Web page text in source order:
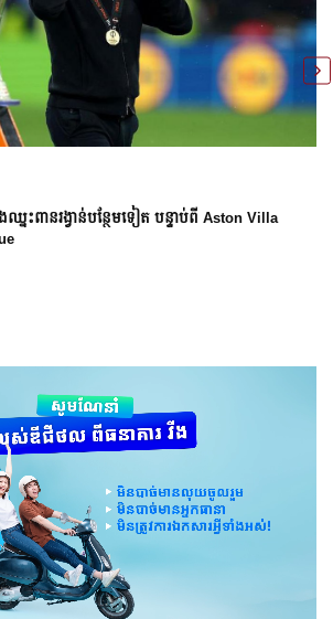
ះពានរង្វាន់បន្ថែមទៀត បន្ទាប់ពី Aston Villa